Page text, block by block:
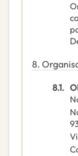
8.
8.1.